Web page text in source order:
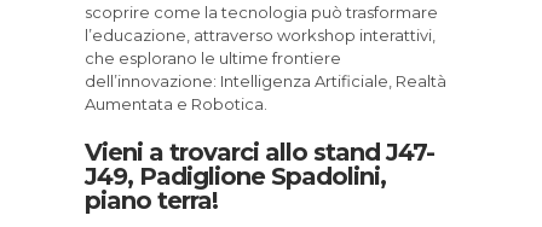
scoprire come la tecnologia può trasformare
l’educazione, attraverso workshop interattivi,
che esplorano le ultime frontiere
dell’innovazione: Intelligenza Artificiale, Realtà
Aumentata e Robotica.
Vieni a trovarci allo stand J47-
J49, Padiglione Spadolini,
piano terra!